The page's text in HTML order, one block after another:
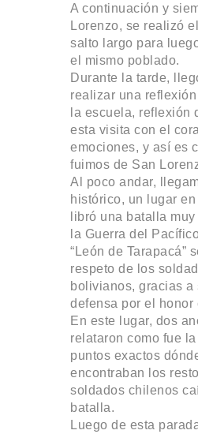
A continuación y
Lorenzo, se realizó
salto largo para
el mismo poblado.
Durante la tarde,
realizar una
la escuela, reflexión
esta visita con el
emociones, y así es
fuimos de San
Al poco andar,
histórico, un lugar
libró una batalla
la Guerra del
“León de Tarapacá”
respeto de los
bolivianos, gracias a
defensa por el honor
En este lugar, dos
relataron como fue
puntos exactos
encontraban los
soldados chilenos
batalla.
Luego de esta